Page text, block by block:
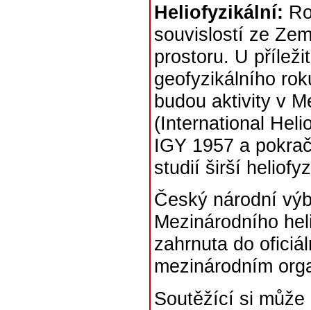
Heliofyzikální:
souvislostí ze
prostoru. U
geofyzikálního
budou aktivity v
(International
IGY 1957 a
studií širší
Český národní
Mezinárodního
zahrnuta do
mezinárodním
Soutěžící si